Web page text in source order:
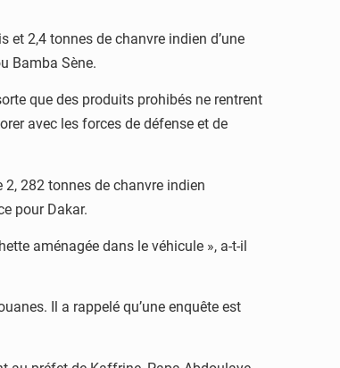
2,4 tonnes de chanvre indien d’une
Bamba Sène.
que des produits prohibés ne rentrent
avec les forces de défense et de
282 tonnes de chanvre indien
pour Dakar.
aménagée dans le véhicule », a-t-il
Il a rappelé qu’une enquête est